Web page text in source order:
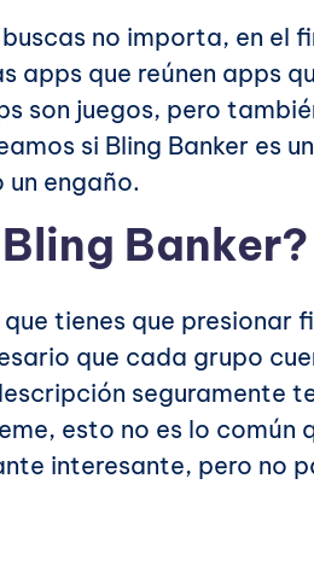
no importa, en el
apps que reúnen apps
son juegos, pero
si Bling Banker es
un engaño.
Banker?
que tienes que presionar
que cada grupo
seguramente
esto no es lo común
interesante, pero no